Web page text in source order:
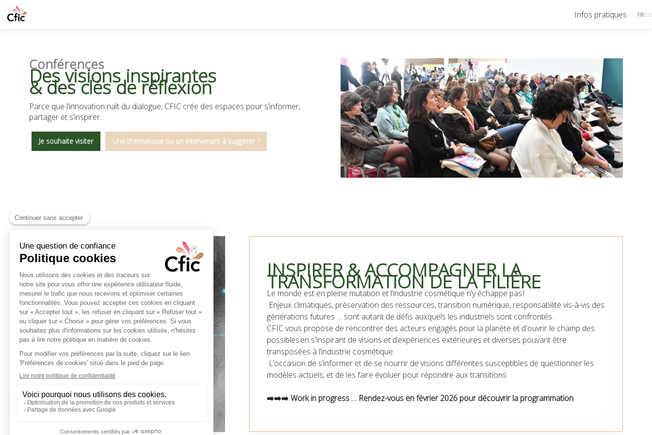
Infos pratiques FREN
Conférences
Des visions inspirantes
& des clés de réflexion
Parce que l’innovation naît du dialogue, CFIC crée des espaces pour s’informer,
partager et s’inspirer.
Je souhaite visiter Une thématique ou un intervenant à suggérer ?
INSPIRER & ACCOMPAGNER LA
TRANSFORMATION DE LA FILIÈRE
Le monde est en pleine mutation et l’industrie cosmétique n’y échappe pas !
Enjeux climatiques, préservation des ressources, transition numérique, responsabilité vis-à-vis des
générations futures … sont autant de défis auxquels les industriels sont confrontés.
CFIC vous propose de rencontrer des acteurs engagés pour la planète et d'ouvrir le champ des
possibles en s'inspirant de visions et d’expériences extérieures et diverses pouvant être
transposées à l’industrie cosmétique.
L’occasion de s’informer et de se nourrir de visions différentes susceptibles de questionner les
modèles actuels, et de les faire évoluer pour répondre aux transitions.
➡️➡️➡️ Work in progress … Rendez-vous en février 2026 pour découvrir la programmation